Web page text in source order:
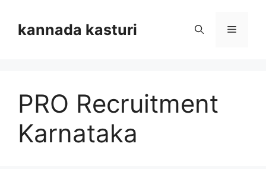
contentkannada kasturi Menu
PRO Recruitment
Karnataka